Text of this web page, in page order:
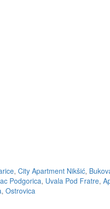
, City Apartment Nikšić,
Podgorica, Uvala Pod Fratre,
, Ostrovica